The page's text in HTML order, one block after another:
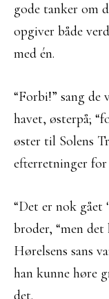
gode tanker om
opgiver både
med én.
“Forbi!” sang de
havet, østerpå;
øster til Solens
efterretninger for
“Det er nok gået
broder, “men det
Hørelsens sans
han kunne høre
det.